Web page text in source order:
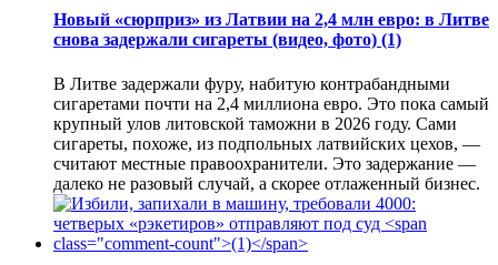
Новый «сюрприз» из Латвии на 2,4 млн евро: в Литве
снова задержали сигареты (видео, фото) (1)
В Литве задержали фуру, набитую контрабандными
сигаретами почти на 2,4 миллиона евро. Это пока самый
крупный улов литовской таможни в 2026 году. Сами
сигареты, похоже, из подпольных латвийских цехов, —
считают местные правоохранители. Это задержание —
далеко не разовый случай, а скорее отлаженный бизнес.